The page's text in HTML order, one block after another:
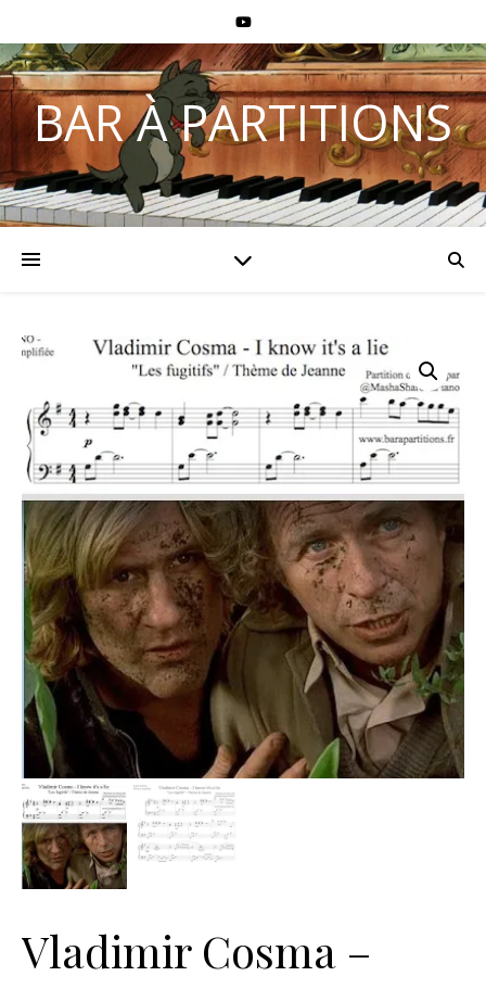
BAR À PARTITIONS
Vladimir Cosma –